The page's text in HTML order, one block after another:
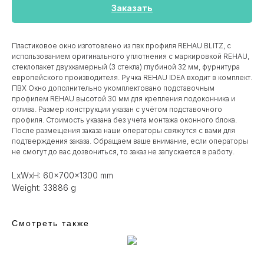
Заказать
Пластиковое окно изготовлено из пвх профиля REHAU BLITZ, с
использованием оригинального уплотнения с маркировкой REHAU,
стеклопакет двухкамерный (3 стекла) глубиной 32 мм, фурнитура
европейского производителя. Ручка REHAU IDEA входит в комплект.
ПВХ Окно дополнительно укомплектовано подставочным
профилем REHAU высотой 30 мм для крепления подоконника и
отлива. Размер конструкции указан c учётом подставочного
профиля. Стоимость указана без учета монтажа оконного блока.
После размещения заказа наши операторы свяжутся с вами для
подтверждения заказа. Обращаем ваше внимание, если операторы
не смогут до вас дозвониться, то заказ не запускается в работу.
LxWxH: 60x700x1300 mm
Weight: 33886 g
Смотреть также